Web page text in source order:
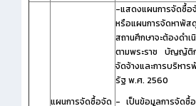
แผนการจัดซื้อจัด
-แสดงแผนการจัดซื้อ
หรือแผนการจัดหาพัส
สถานศึกษาจะต้องดำเ
ตามพระราช บัญญัติ
จัดจ้างและการบริหา
รัฐ พ.ศ. 2560
- เป็นข้อมูลการจัดซื้อ